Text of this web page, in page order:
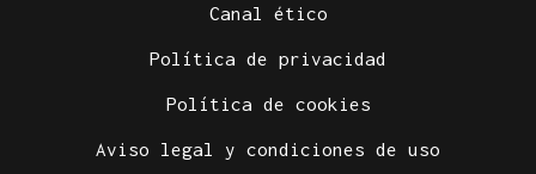
Canal ético
Política de privacidad
Política de cookies
Aviso legal y condiciones de uso